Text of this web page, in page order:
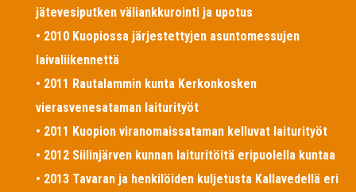
jätevesiputken väliankkurointi ja upotus
• 2010 Kuopiossa järjestettyjen asuntomessujen
laivaliikennettä
• 2011 Rautalammin kunta Kerkonkosken
vierasvenesataman laiturityöt
• 2011 Kuopion viranomaissataman kelluvat laiturityöt
• 2012 Siilinjärven kunnan laituritöitä eripuolella kuntaa
• 2013 Tavaran ja henkilöiden kuljetusta Kallavedellä eri